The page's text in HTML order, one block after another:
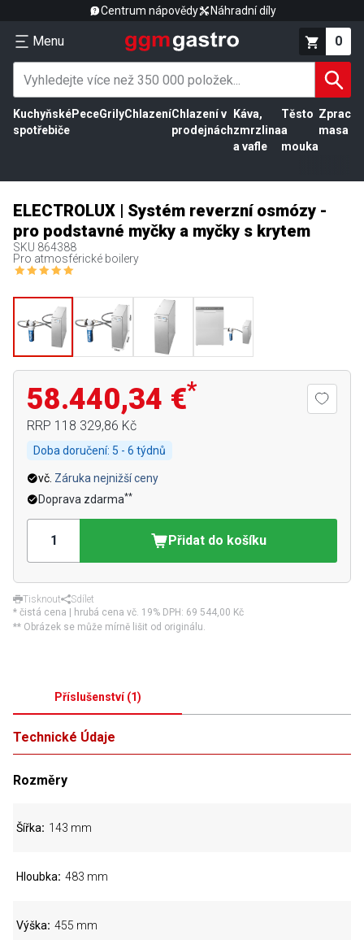
Centrum nápovědy Náhradní díly
Menu 0
Kuchyňské
spotřebiče
PeceGrilyChlazeníChlazení v
prodejnách
Káva,
zmrzlina
a vafle
Těsto
a
mouka
masa
ELECTROLUX | Systém reverzní osmózy -
pro podstavné myčky a myčky s krytem
SKU 864388
Pro atmosférické boilery
58.440,34 €*
RRP 118 329,86 Kč
Doba doručení: 5 - 6 týdnů
vč. Záruka nejnižší ceny
Doprava zdarma**
Přidat do košíku
Tisknout
Sdílet
* čistá cena | hrubá cena vč. 19% DPH: 69 544,00 Kč
** Obrázek se může mírně lišit od originálu.
Příslušenství(1)
Technické Údaje
Rozměry
Šířka 143 mm
Hloubka 483 mm
Výška 455 mm